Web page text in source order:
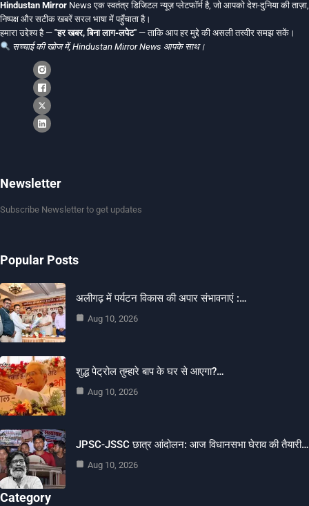
Hindustan Mirror News एक स्वतंत्र डिजिटल न्यूज़ प्लेटफॉर्म है, जो आपको देश-दुनिया की ताज़ा,
निष्पक्ष और सटीक खबरें सरल भाषा में पहुँचाता है।
हमारा उद्देश्य है — "हर खबर, बिना लाग-लपेट" — ताकि आप हर मुद्दे की असली तस्वीर समझ सकें।
सच्चाई की खोज में, Hindustan Mirror News आपके साथ।
Newsletter
Subscribe Newsletter to get updates
Popular Posts
अलीगढ़ में पर्यटन विकास की अपार संभावनाएं :…
Aug 10, 2026
शुद्ध पेट्रोल तुम्हारे बाप के घर से आएगा?…
Aug 10, 2026
JPSC-JSSC छात्र आंदोलन: आज विधानसभा घेराव की तैयारी…
Aug 10, 2026
Category